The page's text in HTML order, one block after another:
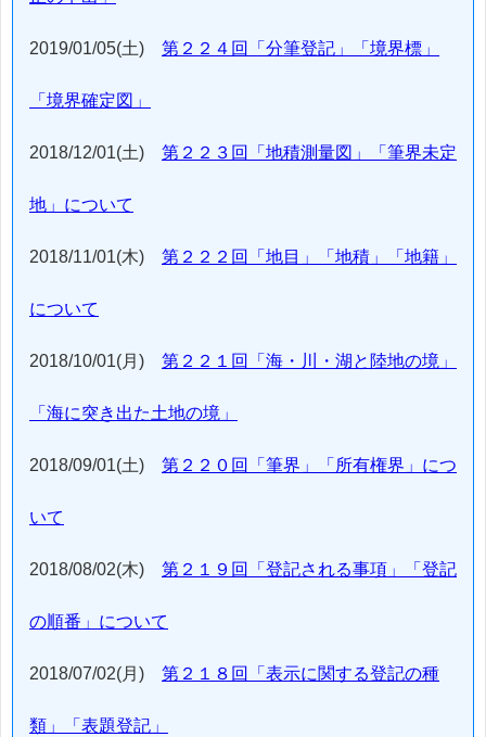
2019/01/05(土) 第２２４回「分筆登記」「境界標」
「境界確定図」
2018/12/01(土) 第２２３回「地積測量図」「筆界未定
地」について
2018/11/01(木) 第２２２回「地目」「地積」「地籍」
について
2018/10/01(月) 第２２１回「海・川・湖と陸地の境」
「海に突き出た土地の境」
2018/09/01(土) 第２２０回「筆界」「所有権界」につ
いて
2018/08/02(木) 第２１９回「登記される事項」「登記
の順番」について
2018/07/02(月) 第２１８回「表示に関する登記の種
類」「表題登記」